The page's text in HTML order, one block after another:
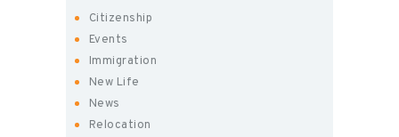
Citizenship
Events
Immigration
New Life
News
Relocation